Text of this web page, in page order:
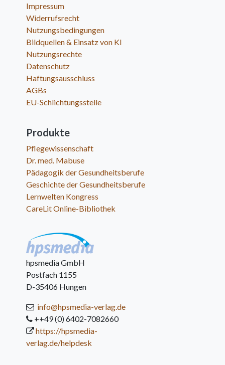
Impressum
Widerrufsrecht
Nutzungsbedingungen
Bildquellen & Einsatz von KI
Nutzungsrechte
Datenschutz
Haftungsausschluss
AGBs
EU-Schlichtungsstelle
Produkte
Pflegewissenschaft
Dr. med. Mabuse
Pädagogik der Gesundheitsberufe
Geschichte der Gesundheitsberufe
Lernwelten Kongress
CareLit Online-Bibliothek
hpsmedia GmbH
Postfach 1155
D-35406 Hungen
info@hpsmedia-verlag.de
++49 (0) 6402-7082660
https://hpsmedia-
verlag.de/helpdesk